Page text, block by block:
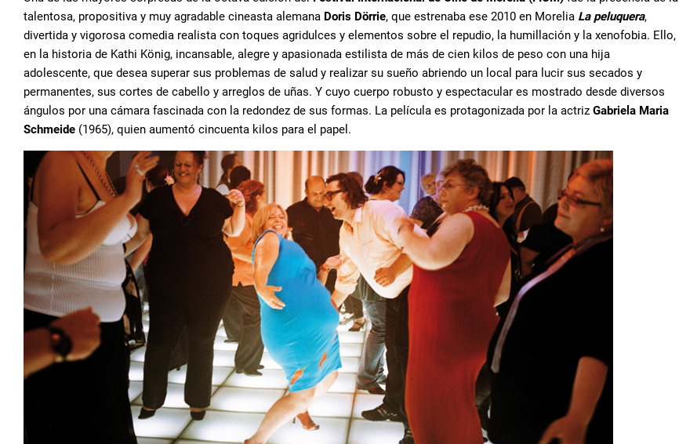
talentosa, propositiva y muy agradable cineasta alemana Doris Dörrie, que estrenaba ese 2010 en Morelia La peluquera,
divertida y vigorosa comedia realista con toques agridulces y elementos sobre el repudio, la humillación y la xenofobia. Ello,
en la historia de Kathi König, incansable, alegre y apasionada estilista de más de cien kilos de peso con una hija
adolescente, que desea superar sus problemas de salud y realizar su sueño abriendo un local para lucir sus secados y
permanentes, sus cortes de cabello y arreglos de uñas. Y cuyo cuerpo robusto y espectacular es mostrado desde diversos
ángulos por una cámara fascinada con la redondez de sus formas. La película es protagonizada por la actriz Gabriela Maria
Schmeide (1965), quien aumentó cincuenta kilos para el papel.